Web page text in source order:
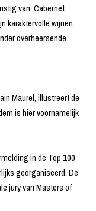
van: Cabernet
karaktervolle wijnen
overheersende
Maurel, illustreert de
is hier voornamelijk
in de Top 100
georganiseerd. De
jury van Masters of